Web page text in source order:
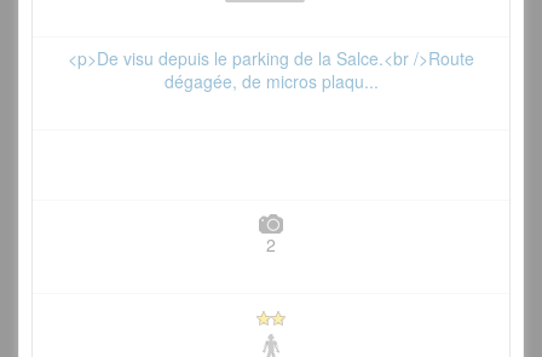
<p>De visu depuis le parking de la Salce.<br />Route
dégagée, de micros plaqu...
2